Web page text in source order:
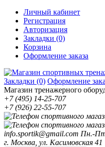
Личный кабинет
Регистрация
Авторизация
Закладки (0)
Корзина
Оформление заказа
Закладки (0) Оформление
Магазин тренажерного
+7 (495) 14-25-707
+7 (926) 22-55-707
info.sportik@gmail.com Пн.-
г. Москва, ул. Касимовская 41